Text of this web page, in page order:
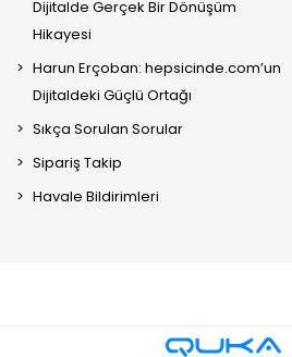
Dijitalde Gerçek Bir Dönüşüm
Hikayesi
Harun Erçoban: hepsicinde.com’un
Dijitaldeki Güçlü Ortağı
Sıkça Sorulan Sorular
Sipariş Takip
Havale Bildirimleri